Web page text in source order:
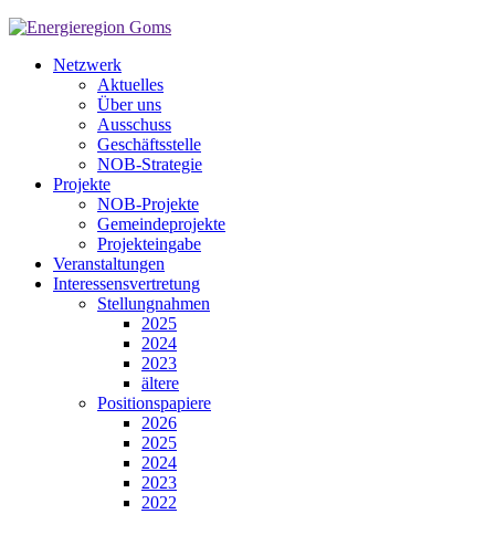
Netzwerk
Aktuelles
Über uns
Ausschuss
Geschäftsstelle
NOB-Strategie
Projekte
NOB-Projekte
Gemeindeprojekte
Projekteingabe
Veranstaltungen
Interessensvertretung
Stellungnahmen
2025
2024
2023
ältere
Positionspapiere
2026
2025
2024
2023
2022